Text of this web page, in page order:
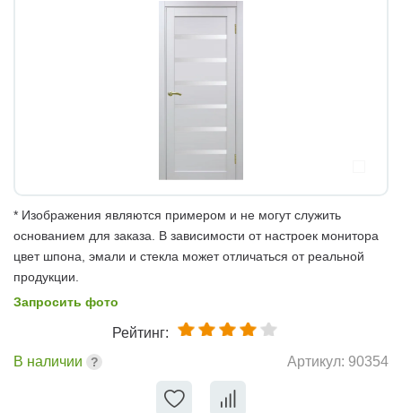
* Изображения являются примером и не могут служить
основанием для заказа. В зависимости от настроек монитора
цвет шпона, эмали и стекла может отличаться от реальной
продукции.
Запросить фото
Рейтинг:
В наличии
Артикул: 90354